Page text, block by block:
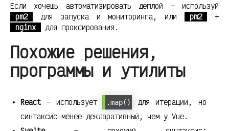
Если хочешь автоматизировать деплой — используй
pm2
для запуска и мониторинга, или pm2
+
nginx
для проксирования.
Похожие решения,
программы и утилиты
React— использует .map()
для итерации, но
синтаксис менее декларативный, чем у Vue.